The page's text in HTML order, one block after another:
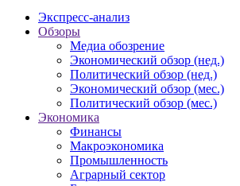
Экспресс-анализ
Обзоры
Медиа обозрение
Экономический обзор (нед.)
Политический обзор (нед.)
Экономический обзор (мес.)
Политический обзор (мес.)
Экономика
Финансы
Макроэкономика
Промышленность
Аграрный сектор